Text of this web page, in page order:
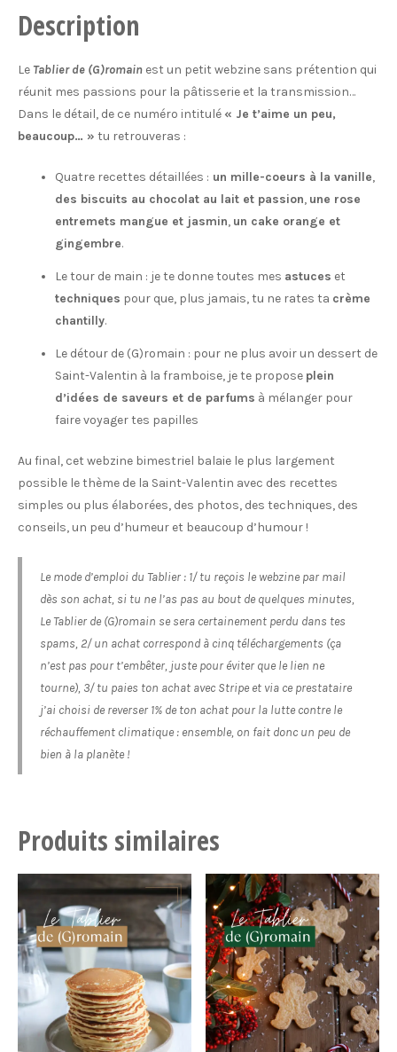
Description
Le Tablier de (G)romain est un petit webzine sans prétention qui
réunit mes passions pour la pâtisserie et la transmission…
Dans le détail, de ce numéro intitulé « Je t’aime un peu,
beaucoup… » tu retrouveras :
Quatre recettes détaillées : un mille-coeurs à la vanille,
des biscuits au chocolat au lait et passion, une rose
entremets mangue et jasmin, un cake orange et
gingembre.
Le tour de main : je te donne toutes mes astuces et
techniques pour que, plus jamais, tu ne rates ta crème
chantilly.
Le détour de (G)romain : pour ne plus avoir un dessert de
Saint-Valentin à la framboise, je te propose plein
d’idées de saveurs et de parfums à mélanger pour
faire voyager tes papilles
Au final, cet webzine bimestriel balaie le plus largement
possible le thème de la Saint-Valentin avec des recettes
simples ou plus élaborées, des photos, des techniques, des
conseils, un peu d’humeur et beaucoup d’humour !
Le mode d’emploi du Tablier : 1/ tu reçois le webzine par mail
dès son achat, si tu ne l’as pas au bout de quelques minutes,
Le Tablier de (G)romain se sera certainement perdu dans tes
spams, 2/ un achat correspond à cinq téléchargements (ça
n’est pas pour t’embêter, juste pour éviter que le lien ne
tourne), 3/ tu paies ton achat avec Stripe et via ce prestataire
j’ai choisi de reverser 1% de ton achat pour la lutte contre le
réchauffement climatique : ensemble, on fait donc un peu de
bien à la planète !
Produits similaires